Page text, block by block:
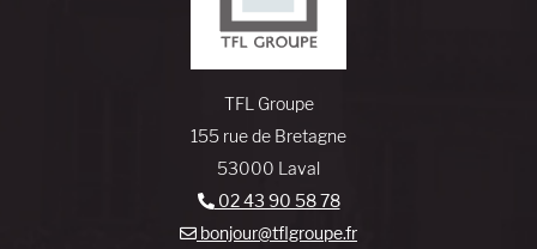
TFL Groupe
155 rue de Bretagne
53000 Laval
02 43 90 58 78
bonjour@tflgroupe.fr